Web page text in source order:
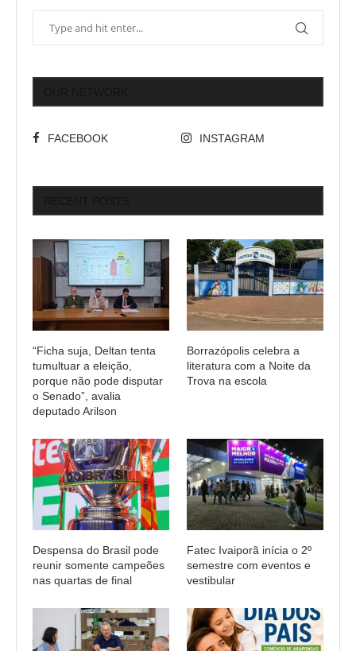
FACEBOOK INSTAGRAM
“Ficha suja, Deltan tenta
tumultuar a eleição,
porque não pode disputar
o Senado”, avalia
deputado Arilson
Borrazópolis celebra a
literatura com a Noite da
Trova na escola
Despensa do Brasil pode
reunir somente campeões
nas quartas de final
Fatec Ivaiporã inícia o 2º
semestre com eventos e
vestibular